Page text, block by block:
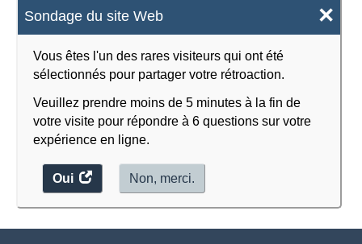
Sondage du site Web ×
Vous êtes l'un des rares visiteurs qui ont été
sélectionnés pour partager votre rétroaction.
Veuillez prendre moins de 5 minutes à la fin de
votre visite pour répondre à 6 questions sur votre
expérience en ligne.
Oui
accéder
au
Non, merci.